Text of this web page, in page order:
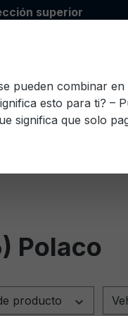
superior
Finlandés
Polaco
producto
pueden combinar
esto para ti? –
significa que solo